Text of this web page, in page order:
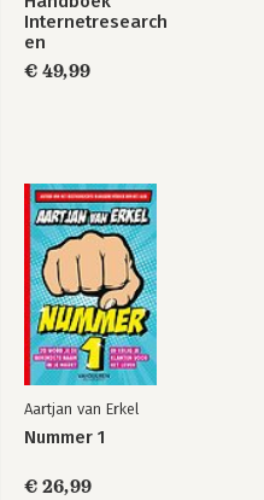
Internetresearch
en
datajournalistiek
€ 49,99
Aartjan van Erkel
Nummer 1
€ 26,99